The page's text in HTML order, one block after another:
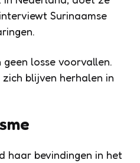
Surinaamse
losse voorvallen.
blijven herhalen in
haar bevindingen in het